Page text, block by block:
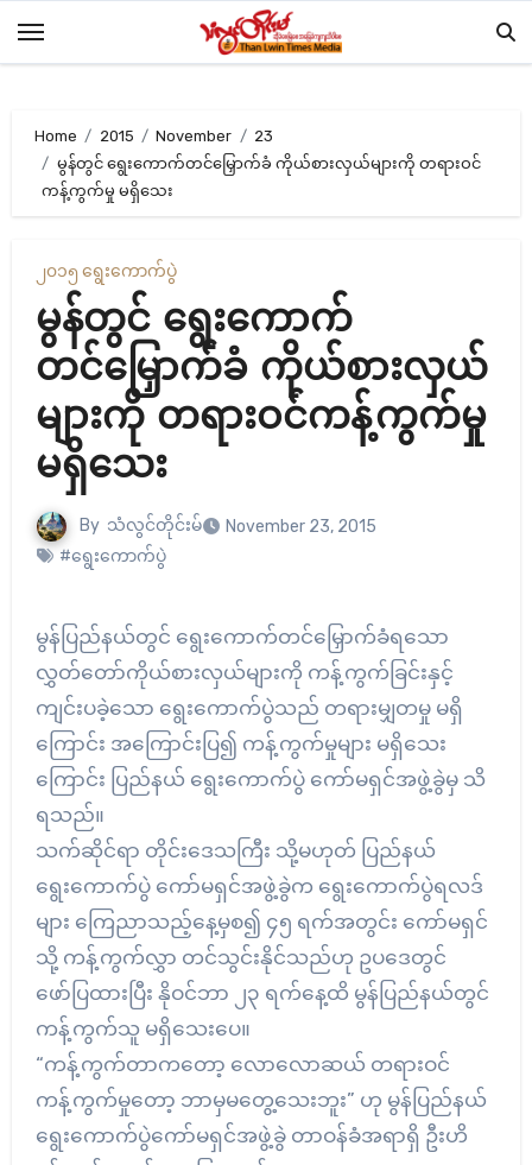
Home 2015 November
23
မွန်တွင် ရွေးကောက်တင်မြှောက်ခံ ကိုယ်စားလှယ်များကို တရားဝင်
ကန့်ကွက်မှု မရှိသေး
၂၀၁၅ ရွေးကောက်ပွဲ
မွန်တွင် ရွေးကောက်
တင်မြှောက်ခံ ကိုယ်စားလှယ်
များကို တရားဝင်ကန့်ကွက်မှု
မရှိသေး
By သံလွင်တိုင်းမ်
November 23, 2015
#ရွေးကောက်ပွဲ
မွန်ပြည်နယ်တွင် ရွေးကောက်တင်မြှောက်ခံရသော
လွှတ်တော်ကိုယ်စားလှယ်များကို ကန့်ကွက်ခြင်းနှင့်
ကျင်းပခဲ့သော ရွေးကောက်ပွဲသည် တရားမျှတမှု မရှိ
ကြောင်း အကြောင်းပြ၍ ကန့်ကွက်မှုများ မရှိသေး
ကြောင်း ပြည်နယ် ရွေးကောက်ပွဲ ကော်မရှင်အဖွဲ့ခွဲမှ သိ
ရသည်။
သက်ဆိုင်ရာ တိုင်းဒေသကြီး သို့မဟုတ် ပြည်နယ်
ရွေးကောက်ပွဲ ကော်မရှင်အဖွဲ့ခွဲက ရွေးကောက်ပွဲရလဒ်
များ ကြေညာသည့်နေ့မှစ၍ ၄၅ ရက်အတွင်း ကော်မရှင်
သို့ ကန့်ကွက်လွှာ တင်သွင်းနိုင်သည်ဟု ဥပဒေတွင်
ဖော်ပြထားပြီး နိုဝင်ဘာ ၂၃ ရက်နေ့ထိ မွန်ပြည်နယ်တွင်
ကန့်ကွက်သူ မရှိသေးပေ။
“ကန့်ကွက်တာကတော့ လောလောဆယ် တရားဝင်
ကန့်ကွက်မှုတော့ ဘာမှမတွေ့သေးဘူး” ဟု မွန်ပြည်နယ်
ရွေးကောက်ပွဲကော်မရှင်အဖွဲ့ခွဲ တာဝန်ခံအရာရှိ ဦးဟိ